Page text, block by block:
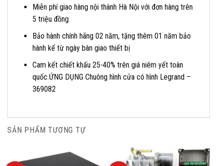
Miễn phí giao hàng nội thành Hà Nội với đơn hàng trên
5 triệu đồng
Bảo hành chính hãng 02 năm, tặng thêm 01 năm bảo
hành kể từ ngày bàn giao thiết bị
Cam kết chiết khấu 25-40% trên giá niêm yết toàn
quốc.ỨNG DỤNG Chuông hình cửa có hình Legrand –
369082
SẢN PHẨM TƯƠNG TỰ